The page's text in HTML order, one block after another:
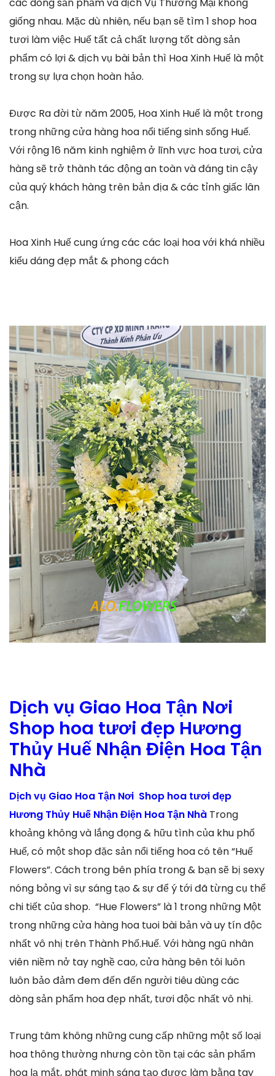
các dòng sản phẩm và dịch Vụ Thương Mại không
giống nhau. Mặc dù nhiên, nếu bạn sẽ tìm 1 shop hoa
tươi làm việc Huế tất cả chất lượng tốt dòng sản
phẩm có lợi & dịch vụ bài bản thì Hoa Xinh Huế là một
trong sự lựa chọn hoàn hảo.
Được Ra đời từ năm 2005, Hoa Xinh Huế là một trong
trong những cửa hàng hoa nổi tiếng sinh sống Huế.
Với rộng 16 năm kinh nghiệm ở lĩnh vực hoa tươi, cửa
hàng sẽ trở thành tác động an toàn và đáng tin cậy
của quý khách hàng trên bản địa & các tỉnh giấc lân
cận.
Hoa Xinh Huế cung ứng các các loại hoa với khá nhiều
kiểu dáng đẹp mắt & phong cách
Dịch vụ Giao Hoa Tận Nơi
Shop hoa tươi đẹp Hương
Thủy Huế Nhận Điện Hoa Tận
Nhà
Dịch vụ Giao Hoa Tận Nơi Shop hoa tươi đẹp
Hương Thủy Huế Nhận Điện Hoa Tận Nhà Trong
khoảng không và lắng đọng & hữu tình của khu phố
Huế, có một shop đặc sản nổi tiếng hoa có tên “Huế
Flowers”. Cách trong bên phía trong & bạn sẽ bị sexy
nóng bỏng vì sự sáng tạo & sự để ý tới đã từng cụ thể
chi tiết của shop. “Hue Flowers” là 1 trong những Một
trong những cửa hàng hoa tuoi bài bản và uy tín độc
nhất vô nhị trên Thành Phố.Huế. Với hàng ngũ nhân
viên niềm nở tay nghề cao, cửa hàng bên tôi luôn
luôn bảo đảm đem đến đến người tiêu dùng các
dòng sản phẩm hoa đẹp nhất, tươi độc nhất vô nhị.
Trung tâm không những cung cấp những một số loại
hoa thông thường nhưng còn tồn tại các sản phẩm
hoa lạ mắt, phát minh sáng tạo được làm bằng tay